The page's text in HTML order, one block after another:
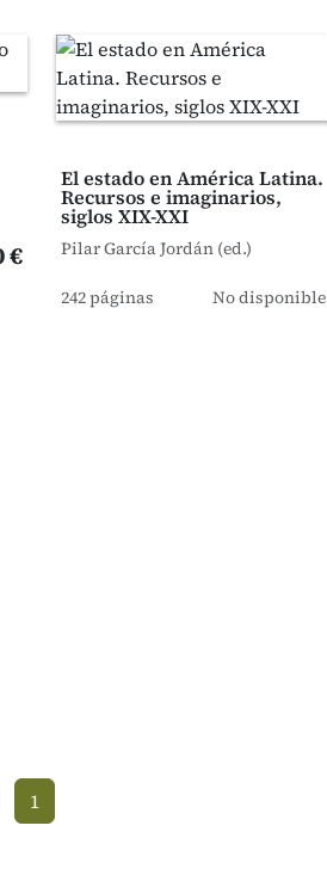
€
El estado en América Latina.
Recursos e imaginarios,
siglos XIX-XXI
Pilar García Jordán (ed.)
242 páginas No disponible
1